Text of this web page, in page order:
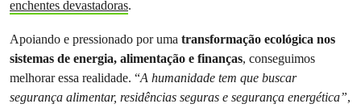
enchentes devastadoras.
Apoiando e pressionado por uma transformação ecológica nos
sistemas de energia, alimentação e finanças, conseguimos
melhorar essa realidade. “A humanidade tem que buscar
segurança alimentar, residências seguras e segurança energética”,